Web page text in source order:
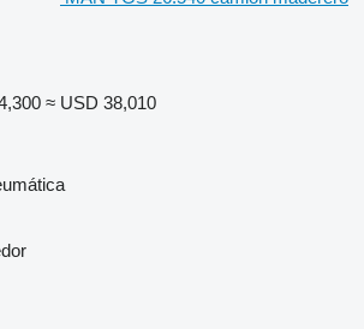
≈ USD 38,010